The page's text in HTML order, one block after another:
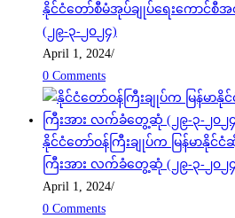
နိုင်ငံတော်စီမံအုပ်ချုပ်ရေးကောင်စီအ
(၂၉-၃-၂၀၂၄)
April 1, 2024/
0 Comments
နိုင်ငံတော်ဝန်ကြီးချုပ်က မြန်မာနို
ကြီးအား လက်ခံတွေ့ဆုံ (၂၉-၃-၂၀၂
April 1, 2024/
0 Comments